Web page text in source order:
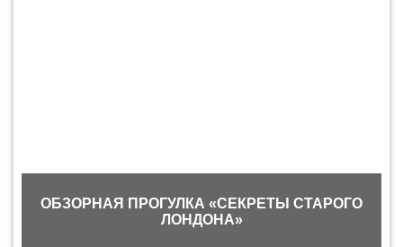
ОБЗОРНАЯ ПРОГУЛКА «СЕКРЕТЫ СТАРОГО
ЛОНДОНА»